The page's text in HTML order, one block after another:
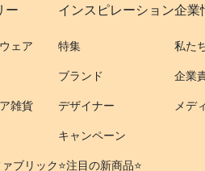
ー
ェア
雑貨
ブリック
インスピレーション
特集
ブランド
デザイナー
キャンペーン
⭐️注目の新商品⭐️
企業
私た
企業
メデ